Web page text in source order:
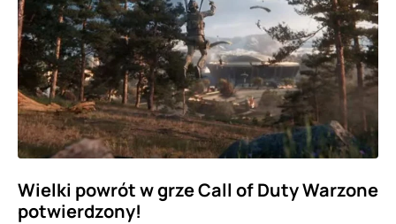
Wielki powrót w grze Call of Duty Warzone
potwierdzony!